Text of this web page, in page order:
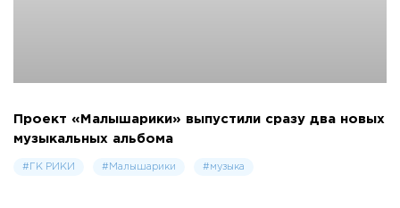
Проект «Малышарики» выпустили сразу два новых
музыкальных альбома
#ГК РИКИ #Малышарики #музыка